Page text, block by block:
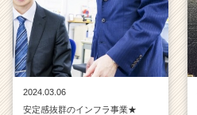
2024.03.06
安定感抜群のインフラ事業★